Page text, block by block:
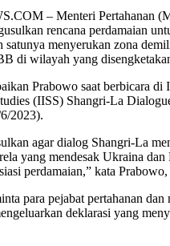
– Menteri Pertahanan
rencana perdamaian
satunya menyerukan zona
di wilayah yang
Prabowo saat berbicara di
(IISS) Shangri-La
2023).
agar dialog Shangri-La
yang mendesak Ukraina dan
perdamaian,” kata
para pejabat pertahanan
deklarasi yang